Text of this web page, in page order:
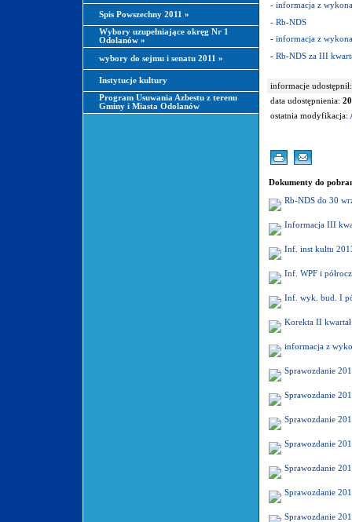
Spis Powszechny 2011 »
Wybory uzupełniające okręg Nr 1
Odolanów »
wybory do sejmu i senatu 2011 »
Instytucje kultury
Program Usuwania Azbestu z terenu
Gminy i Miasta Odolanów
- informacja z
- Rb-NDS
- informacja z
- Rb-NDS za III
informacje udostępnił:
data udostępnienia:
ostatnia modyfikacja:
Dokumenty do
Rb-NDS do 30
Informacja III
Inf. inst kultu
Inf. WPF i
Inf. wyk. bud. I
Korekta II
informacja z
Sprawozdanie
Sprawozdanie
Sprawozdanie
Sprawozdanie
Sprawozdanie
Sprawozdanie
Sprawozdanie